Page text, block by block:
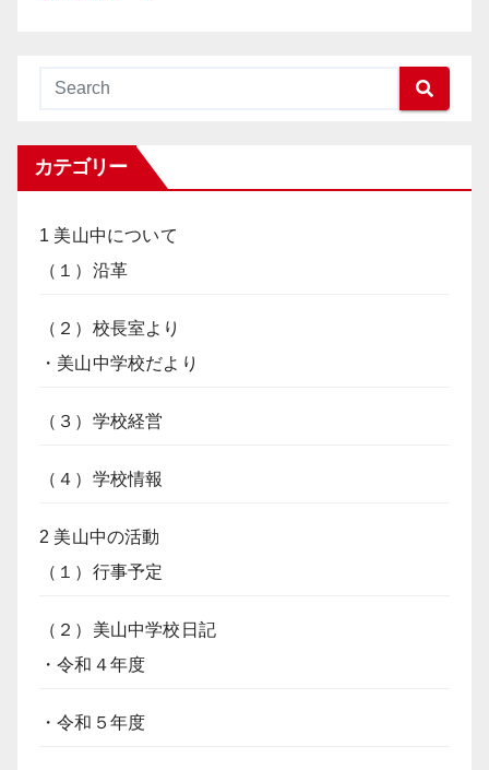
カテゴリー
1 美山中について
（１）沿革
（２）校長室より
・美山中学校だより
（３）学校経営
（４）学校情報
2 美山中の活動
（１）行事予定
（２）美山中学校日記
・令和４年度
・令和５年度